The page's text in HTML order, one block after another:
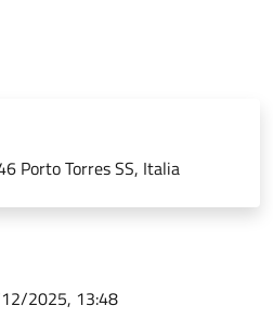
Porto Torres SS, Italia
2025, 13:48